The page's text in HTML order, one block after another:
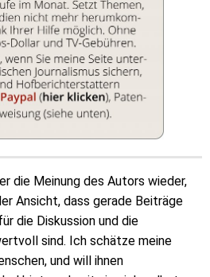
die Meinung des Autors wieder,
Ansicht, dass gerade Beiträge
die Diskussion und die
sind. Ich schätze meine
und will ihnen